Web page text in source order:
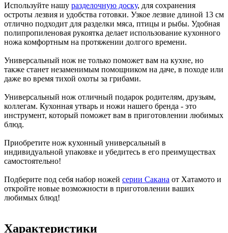
Используйте нашу разделочную доску, для сохранения
остроты лезвия и удобства готовки. Узкое лезвие длиной 13 см
отлично подходит для разделки мяса, птицы и рыбы. Удобная
полипропиленовая рукоятка делает использование кухонного
ножа комфортным на протяжении долгого времени.
Универсальный нож не только поможет вам на кухне, но
также станет незаменимым помощником на даче, в походе или
даже во время тихой охоты за грибами.
Универсальный нож отличный подарок родителям, друзьям,
коллегам. Кухонная утварь и ножи нашего бренда - это
инструмент, который поможет вам в приготовлении любимых
блюд.
Приобретите нож кухонный универсальный в
индивидуальной упаковке и убедитесь в его преимуществах
самостоятельно!
Подберите под себя набор ножей серии Сакана от Хатамото и
откройте новые возможности в приготовлении ваших
любимых блюд!
Характеристики